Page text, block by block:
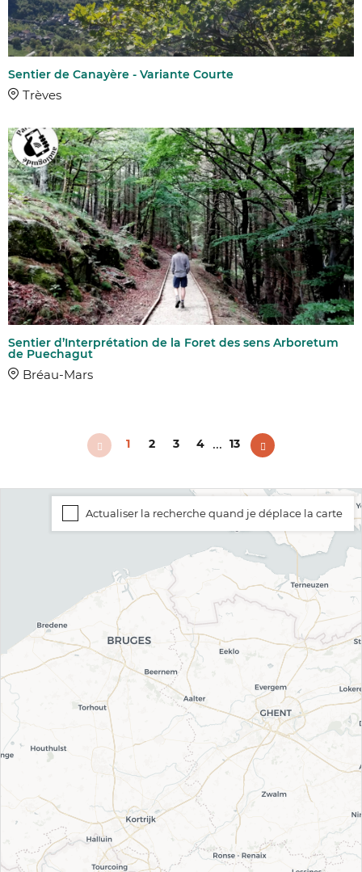
Sentier de Canayère - Variante Courte
Trèves
Sentier d’Interprétation de la Foret des sens Arboretum
de Puechagut
Bréau-Mars
1 2 3 4 ... 13
Actualiser la recherche quand je déplace la carte